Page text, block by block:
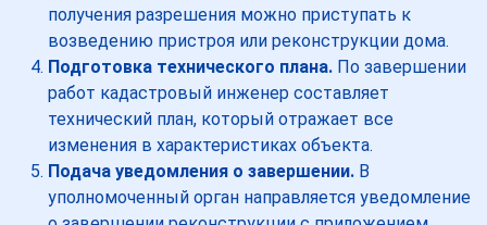
получения разрешения можно приступать к
возведению пристроя или реконструкции дома.
Подготовка технического плана. По завершении
работ кадастровый инженер составляет
технический план, который отражает все
изменения в характеристиках объекта.
Подача уведомления о завершении. В
уполномоченный орган направляется уведомление